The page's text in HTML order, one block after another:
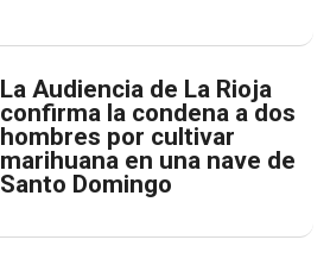
La Audiencia de La Rioja
confirma la condena a dos
hombres por cultivar
marihuana en una nave de
Santo Domingo